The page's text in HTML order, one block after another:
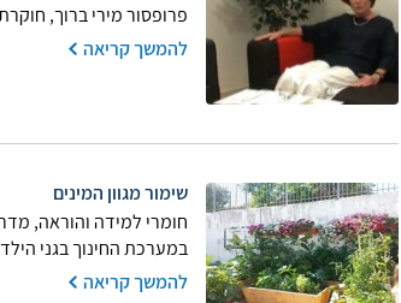
פרופסור מירי ברוך,
להמשך קריאה
שימור מגוון המינים
חומרי למידה והוראה,
במערכת החינוך בגני
להמשך קריאה